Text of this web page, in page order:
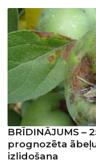
BRĪDINĀJUMS –
prognozēta
izlidošana